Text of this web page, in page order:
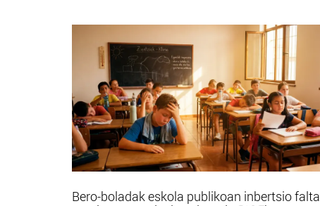
Bero-boladak eskola publikoan inbertsio falta